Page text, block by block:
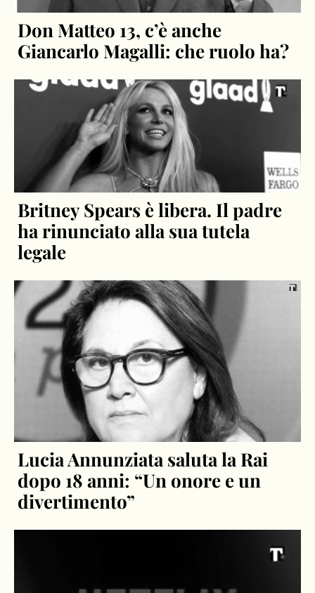
Don Matteo 13, c’è anche
Giancarlo Magalli: che ruolo ha?
Britney Spears è libera. Il padre
ha rinunciato alla sua tutela
legale
Lucia Annunziata saluta la Rai
dopo 18 anni: “Un onore e un
divertimento”